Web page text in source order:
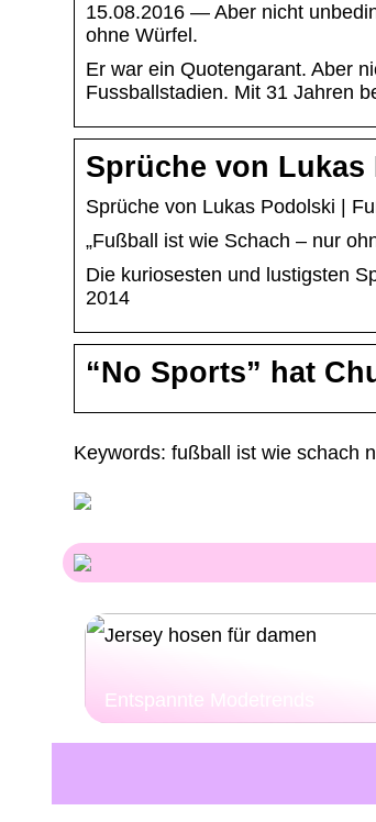
15.08.2016 — Aber nicht
ohne Würfel.
Er war ein Quotengarant. Aber
Fussballstadien. Mit 31 Jahren
Sprüche von Lukas
Sprüche von Lukas Podolski |
„Fußball ist wie Schach – nur
Die kuriosesten und lustigsten
2014
“No Sports” hat
Keywords: fußball ist wie schach
Entspannte Modetrends